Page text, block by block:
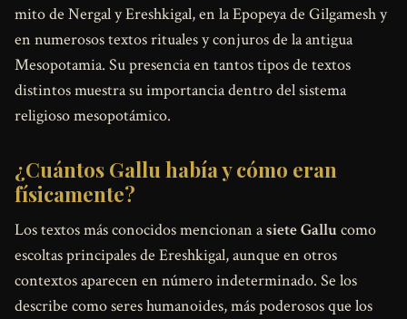
mito de Nergal y Ereshkigal, en la Epopeya de Gilgamesh y
en numerosos textos rituales y conjuros de la antigua
Mesopotamia. Su presencia en tantos tipos de textos
distintos muestra su importancia dentro del sistema
religioso mesopotámico.
¿Cuántos Gallu había y cómo eran
físicamente?
Los textos más conocidos mencionan asiete Gallucomo
escoltas principales de Ereshkigal, aunque en otros
contextos aparecen en número indeterminado. Se los
describe como seres humanoides, más poderosos que los